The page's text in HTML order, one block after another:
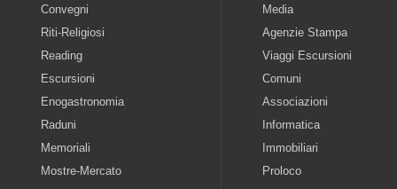
Convegni
Riti-Religiosi
Reading
Escursioni
Enogastronomia
Raduni
Memoriali
Mostre-Mercato
Media
Agenzie Stampa
Viaggi Escursioni
Comuni
Associazioni
Informatica
Immobiliari
Proloco